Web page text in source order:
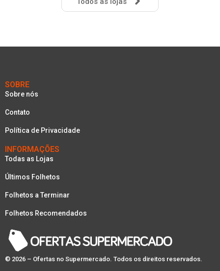
© 2026 – Ofertas no Supermercado. Todos os direitos reservados.
SOBRE
Sobre nós
Contato
Política de Privacidade
INFORMAÇÕES
Todas as Lojas
Últimos Folhetos
Folhetos a Terminar
Folhetos Recomendados